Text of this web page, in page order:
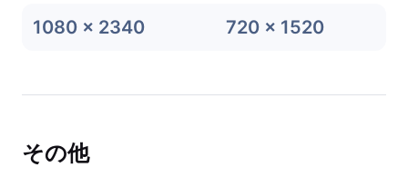
1080 x 2340 720 x 1520
その他